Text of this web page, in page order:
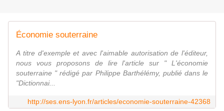
Économie souterraine
A titre d'exemple et avec l'aimable autorisation de l'éditeur,
nous vous proposons de lire l'article sur " L'économie
souterraine " rédigé par Philippe Barthélémy, publié dans le
"Dictionnai...
http://ses.ens-lyon.fr/articles/economie-souterraine-42368